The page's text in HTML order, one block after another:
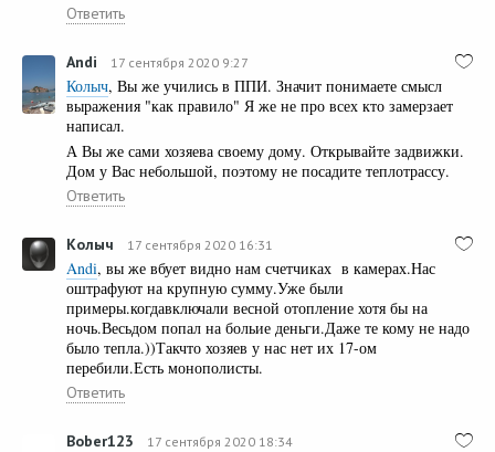
Ответить
Andi 17 сентября 2020 9:27
Колыч, Вы же учились в ППИ. Значит понимаете смысл
выражения "как правило" Я же не про всех кто замерзает
написал.
А Вы же сами хозяева своему дому. Открывайте задвижки.
Дом у Вас небольшой, поэтому не посадите теплотрассу.
Ответить
Колыч 17 сентября 2020 16:31
Andi, вы же вбует видно нам счетчиках в камерах.Нас
оштрафуют на крупную сумму.Уже были
примеры.когдавключали весной отопление хотя бы на
ночь.Весьдом попал на больие деньги.Даже те кому не надо
было тепла.))Такчто хозяев у нас нет их 17-ом
перебили.Есть монополисты.
Ответить
Bober123 17 сентября 2020 18:34